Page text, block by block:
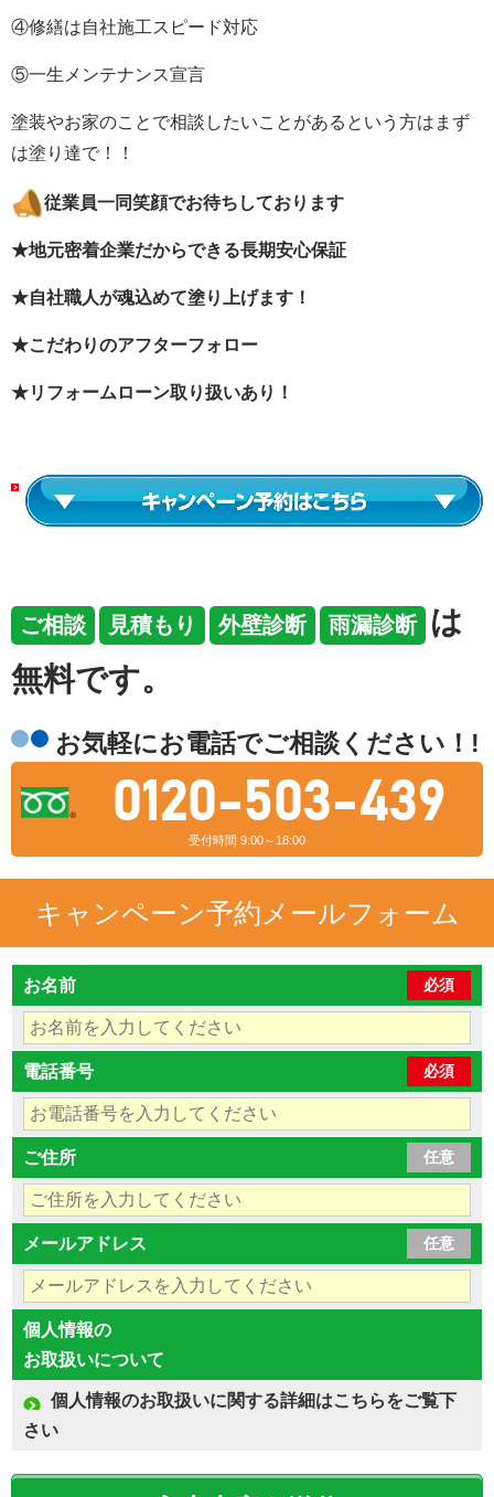
④修繕は自社施工スピード対応
⑤一生メンテナンス宣言
塗装やお家のことで相談したいことがあるという方はまず
は塗り達で！！
従業員一同笑顔でお待ちしております
★地元密着企業だからできる長期安心保証
★自社職人が魂込めて塗り上げます！
★こだわりのアフターフォロー
★リフォームローン取り扱いあり！
ご相談 見積もり 外壁診断 雨漏診断
は
無料です。
お気軽にお電話でご相談ください！!
0120-503-439
受付時間 9:00～18:00
キャンペーン予約メールフォーム
お名前 必須
電話番号 必須
ご住所 任意
メールアドレス 任意
個人情報の
お取扱いについて
個人情報のお取扱いに関する詳細はこちらをご覧下
さい